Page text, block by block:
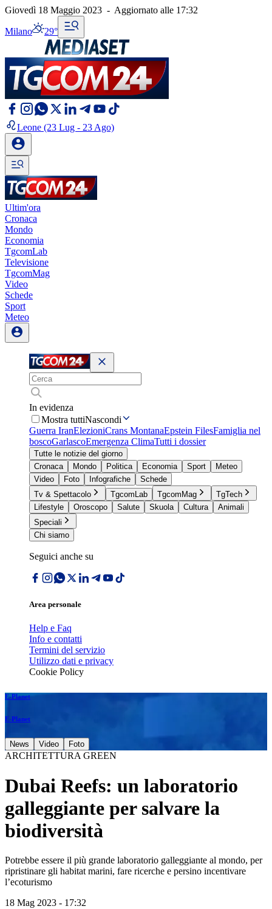
Giovedì 18 Maggio 2023 - Aggiornato alle 17:32
Milano 29°
Leone (23 Lug - 23 Ago)
Ultim'ora
Cronaca
Mondo
Economia
TgcomLab
Televisione
TgcomMag
Video
Schede
Sport
Meteo
In evidenza
Mostra tuttiNascondi
Guerra IranElezioniCrans MontanaEpstein FilesFamiglia nel
boscoGarlascoEmergenza ClimaTutti i dossier
Tutte le notizie del giorno
Cronaca
Mondo Politica Economia Sport
Meteo
Video
Foto Infografiche
Schede
Tv & Spettacolo
TgcomLab TgcomMag
TgTech
Lifestyle
Oroscopo Salute Skuola Cultura
Animali
Speciali
Chi siamo
Seguici anche su
Area personale
Help e Faq
Info e contatti
Termini del servizio
Utilizzo dati e privacy
Cookie Policy
E-Planet
E-Planet
News Video Foto
ARCHITETTURA GREEN
Dubai Reefs: un laboratorio
galleggiante per salvare la
biodiversità
Potrebbe essere il più grande laboratorio galleggiante al mondo, per
ripristinare gli habitat marini, fare ricerche e persino incentivare
l’ecoturismo
18 Mag 2023 - 17:32